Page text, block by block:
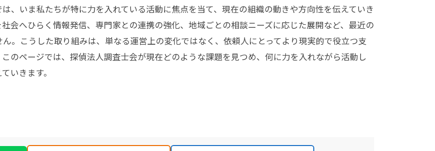
、いま私たちが特に力を入れている活動に焦点を当て、現在の組織の動きや方向性を伝えていき
会へひらく情報発信、専門家との連携の強化、地域ごとの相談ニーズに応じた展開など、最近の
。こうした取り組みは、単なる運営上の変化ではなく、依頼人にとってより現実的で役立つ支
のページでは、探偵法人調査士会が現在どのような課題を見つめ、何に力を入れながら活動し
いきます。